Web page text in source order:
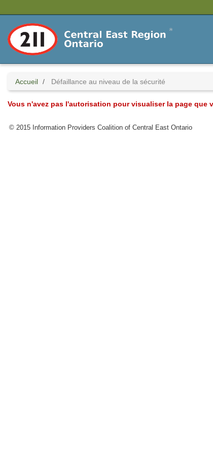
au
contenu
principal
Accueil Défaillance au niveau de la sécurité
Vous n'avez pas l'autorisation pour visualiser la page que
© 2015 Information Providers Coalition of Central East Ontario